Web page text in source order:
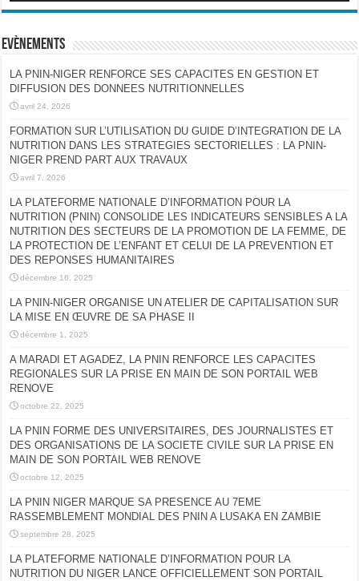
Evènements
LA PNIN-NIGER RENFORCE SES CAPACITES EN GESTION ET
DIFFUSION DES DONNEES NUTRITIONNELLES
avril 24, 2026
FORMATION SUR L’UTILISATION DU GUIDE D’INTEGRATION DE LA
NUTRITION DANS LES STRATEGIES SECTORIELLES : LA PNIN-
NIGER PREND PART AUX TRAVAUX
avril 7, 2026
LA PLATEFORME NATIONALE D’INFORMATION POUR LA
NUTRITION (PNIN) CONSOLIDE LES INDICATEURS SENSIBLES A LA
NUTRITION DES SECTEURS DE LA PROMOTION DE LA FEMME, DE
LA PROTECTION DE L’ENFANT ET CELUI DE LA PREVENTION ET
DES REPONSES HUMANITAIRES
décembre 16, 2025
LA PNIN-NIGER ORGANISE UN ATELIER DE CAPITALISATION SUR
LA MISE EN ŒUVRE DE SA PHASE II
décembre 1, 2025
A MARADI ET AGADEZ, LA PNIN RENFORCE LES CAPACITES
REGIONALES SUR LA PRISE EN MAIN DE SON PORTAIL WEB
RENOVE
octobre 22, 2025
LA PNIN FORME DES UNIVERSITAIRES, DES JOURNALISTES ET
DES ORGANISATIONS DE LA SOCIETE CIVILE SUR LA PRISE EN
MAIN DE SON PORTAIL WEB RENOVE
octobre 12, 2025
LA PNIN NIGER MARQUE SA PRESENCE AU 7EME
RASSEMBLEMENT MONDIAL DES PNIN A LUSAKA EN ZAMBIE
septembre 28, 2025
LA PLATEFORME NATIONALE D’INFORMATION POUR LA
NUTRITION DU NIGER LANCE OFFICIELLEMENT SON PORTAIL